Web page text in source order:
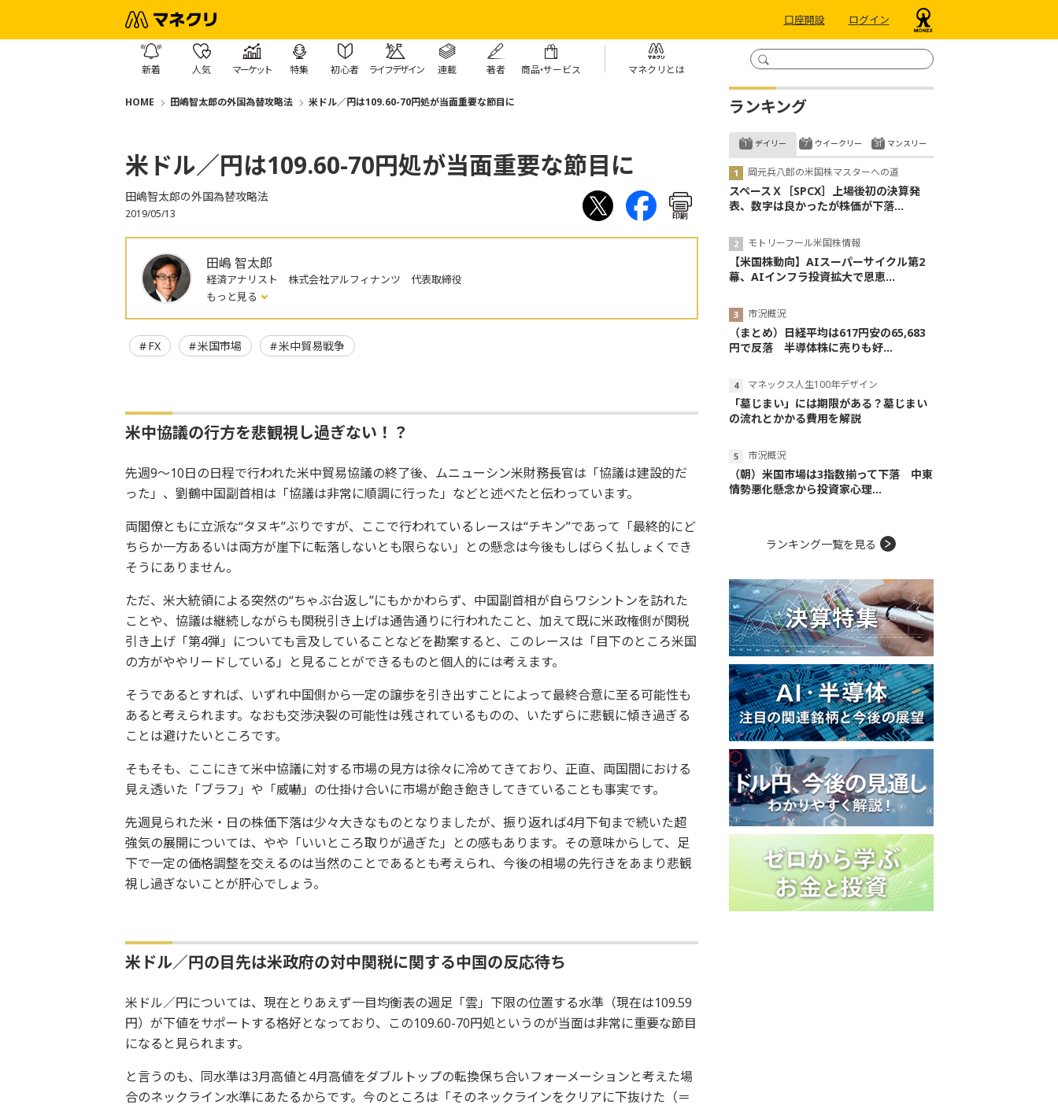
口座開設 ログイン
新着 人気 マーケット 特集 初心者 ライフデザイン 連載 著者 商品・サービス マネクリとは
HOME 田嶋智太郎の外国為替攻略法 米ドル／円は109.60-70円処が当面重要な節目に
米ドル／円は109.60-70円処が当面重要な節目に
田嶋智太郎の外国為替攻略法
2019/05/13 印刷
田嶋 智太郎
経済アナリスト 株式会社アルフィナンツ 代表取締役
もっと見る
FX 米国市場 米中貿易戦争
米中協議の行方を悲観視し過ぎない！？
先週9～10日の日程で行われた米中貿易協議の終了後、ムニューシン米財務長官は「協議は建設的だ
った」、劉鶴中国副首相は「協議は非常に順調に行った」などと述べたと伝わっています。
両閣僚ともに立派な“タヌキ”ぶりですが、ここで行われているレースは“チキン”であって「最終的にど
ちらか一方あるいは両方が崖下に転落しないとも限らない」との懸念は今後もしばらく払しょくでき
そうにありません。
ただ、米大統領による突然の“ちゃぶ台返し”にもかかわらず、中国副首相が自らワシントンを訪れた
ことや、協議は継続しながらも関税引き上げは通告通りに行われたこと、加えて既に米政権側が関税
引き上げ「第4弾」についても言及していることなどを勘案すると、このレースは「目下のところ米国
の方がややリードしている」と見ることができるものと個人的には考えます。
そうであるとすれば、いずれ中国側から一定の譲歩を引き出すことによって最終合意に至る可能性も
あると考えられます。なおも交渉決裂の可能性は残されているものの、いたずらに悲観に傾き過ぎる
ことは避けたいところです。
そもそも、ここにきて米中協議に対する市場の見方は徐々に冷めてきており、正直、両国間における
見え透いた「ブラフ」や「威嚇」の仕掛け合いに市場が飽き飽きしてきていることも事実です。
先週見られた米・日の株価下落は少々大きなものとなりましたが、振り返れば4月下旬まで続いた超
強気の展開については、やや「いいところ取りが過ぎた」との感もあります。その意味からして、足
下で一定の価格調整を交えるのは当然のことであるとも考えられ、今後の相場の先行きをあまり悲観
視し過ぎないことが肝心でしょう。
米ドル／円の目先は米政府の対中関税に関する中国の反応待ち
米ドル／円については、現在とりあえず一目均衡表の週足「雲」下限の位置する水準（現在は109.59
円）が下値をサポートする格好となっており、この109.60-70円処というのが当面は非常に重要な節目
になると見られます。
と言うのも、同水準は3月高値と4月高値をダブルトップの転換保ち合いフォーメーションと考えた場
合のネックライン水準にあたるからです。今のところは「そのネックラインをクリアに下抜けた（＝
ランキング
デイリー
岡元兵八郎の米国株マスターへの道
スペースＸ［SPCX］上場後初の決算発
表、数字は良かったが株価が下落...
モトリーフール米国株情報
【米国株動向】AIスーパーサイクル第2
幕、AIインフラ投資拡大で恩恵...
市況概況
（まとめ）日経平均は617円安の65,683
円で反落 半導体株に売りも好...
マネックス人生100年デザイン
「墓じまい」には期限がある？墓じまい
の流れとかかる費用を解説
市況概況
（朝）米国市場は3指数揃って下落 中東
情勢悪化懸念から投資家心理...
ウイークリー マンスリー
ランキング一覧を見る